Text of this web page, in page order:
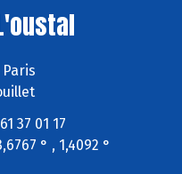
37 01 17
° , 1,4092 °